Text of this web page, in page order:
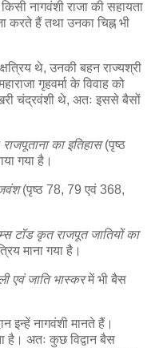
नागवंशी राजा की सहायता
करते हैं तथा उनका चिह्न भी
थे, उनकी बहन राज्यश्री
गृहवर्मा के विवाह को
चंद्रवंशी थे, अतः इससे बैसों
राजपूताना का इतिहास(पृष्ठ
गया है।
(पृष्ठ 78, 79 एवं 368,
टॉड कृत राजपूत जातियों का
माना गया है।
एवं जाति भास्करमें भी बैस
इन्हें नागवंशी मानते हैं।
है। अतः कुछ विद्वान बैस